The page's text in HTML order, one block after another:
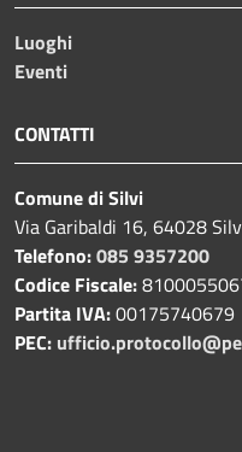
Luoghi
Eventi
CONTATTI
Comune di Silvi
Via Garibaldi 16, 64028
Telefono:085 9357200
Codice Fiscale:
Partita IVA:00175740679
PEC: